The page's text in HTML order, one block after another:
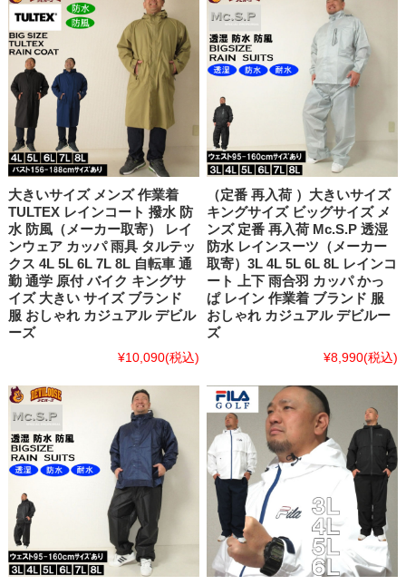
大きいサイズ メンズ 作業着
TULTEX レインコート 撥水 防
水 防風（メーカー取寄） レイ
ンウェア カッパ 雨具 タルテッ
クス 4L 5L 6L 7L 8L 自転車 通
勤 通学 原付 バイク キングサ
イズ 大きい サイズ ブランド
服 おしゃれ カジュアル デビル
ーズ
¥10,090(税込)
（定番 再入荷 ）大きいサイズ
キングサイズ ビッグサイズ メ
ンズ 定番 再入荷 Mc.S.P 透湿
防水 レインスーツ（メーカー
取寄）3L 4L 5L 6L 8L レインコ
ート 上下 雨合羽 カッパ かっ
ぱ レイン 作業着 ブランド 服
おしゃれ カジュアル デビルー
ズ
¥8,990(税込)